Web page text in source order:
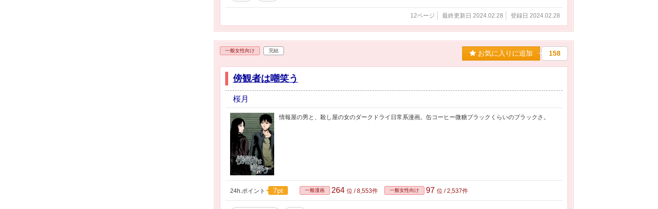
12ページ 最終更新日 2024.02.28 登録日 2024.02.28
一般女性向け 完結 お気に入りに追加 158
傍観者は嘲笑う
桜月
情報屋の男と、殺し屋の女のダークドライ日常系漫画。缶コーヒー微糖ブラックくらいのブラックさ。
24h.ポイント 7pt 一般漫画 264 位 / 8,553件 一般女性向け 97 位 / 2,537件